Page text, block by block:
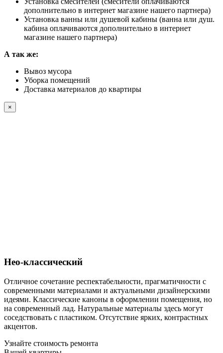
дополнительно в интернет магазине нашего партнера)
Установка ванны или душевой кабины (ванна или душ.
кабина оплачиваются дополнительно в интернет
магазине нашего партнера)
А так же:
Вывоз мусора
Уборка помещений
Доставка материалов до квартиры
×
Нео-классический
Отличное сочетание респектабельности, прагматичности с
современными материалами и актуальными дизайнерскими
идеями. Классические каноны в оформлении помещения, но
на современный лад. Натуральные материалы здесь могут
соседствовать с пластиком. Отсутствие ярких, контрастных
акцентов.
Узнайте стоимость ремонта